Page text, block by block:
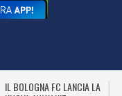
IL BOLOGNA FC LANCIA LA